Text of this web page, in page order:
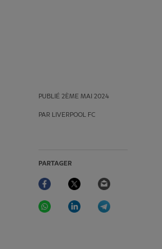
PUBLIÉ 2ÈME MAI 2024
PAR LIVERPOOL FC
PARTAGER
Facebook Twitter
WhatsAppLinkedIn